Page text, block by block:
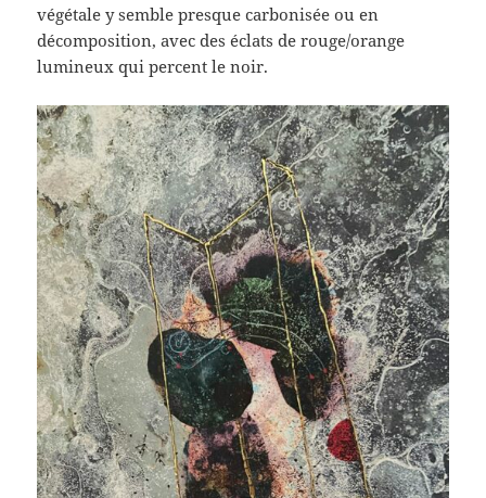
végétale y semble presque carbonisée ou en
décomposition, avec des éclats de rouge/orange
lumineux qui percent le noir.